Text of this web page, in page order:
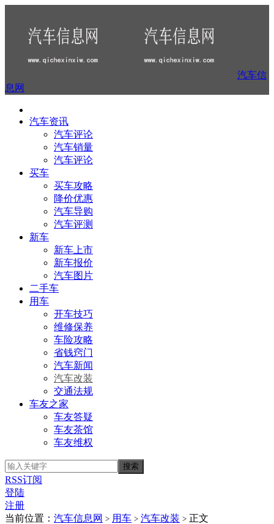
汽车信
息网
汽车资讯
汽车评论
汽车销量
汽车评论
买车
买车攻略
降价优惠
汽车导购
汽车评测
新车
新车上市
新车报价
汽车图片
二手车
用车
开车技巧
维修保养
车险攻略
省钱窍门
汽车新闻
汽车改装
交通法规
车友之家
车友答疑
车友茶馆
车友维权
RSS订阅
登陆
注册
当前位置： 汽车信息网 > 用车 > 汽车改装 > 正文